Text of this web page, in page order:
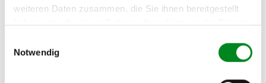
weiteren Daten zusammen, die Sie ihnen bereitgestellt
haben oder die sie im Rahmen Ihrer Nutzung der Dienste
Notwendig
Zahlungs- und Lieferarten können außerhalb von Deutschland abweichen.